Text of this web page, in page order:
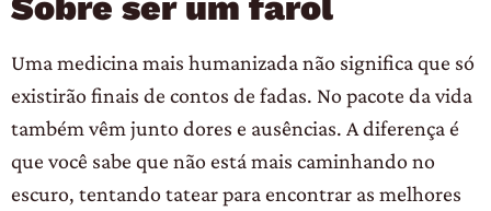
Uma medicina mais humanizada não significa que só
existirão finais de contos de fadas. No pacote da vida
também vêm junto dores e ausências. A diferença é
que você sabe que não está mais caminhando no
escuro, tentando tatear para encontrar as melhores